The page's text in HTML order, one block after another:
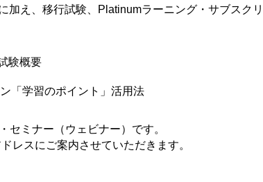
え、移行試験、Platinumラーニング・サブスク
験概要
「学習のポイント」活用法
ミナー（ウェビナー）です。
レスにご案内させていただきます。